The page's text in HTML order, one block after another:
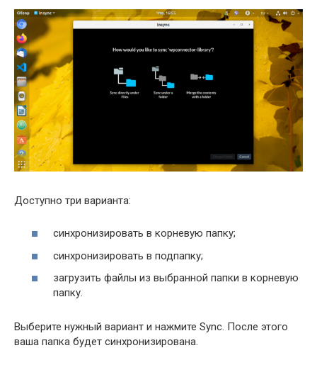
Доступно три варианта:
синхронизировать в корневую папку;
синхронизировать в подпапку;
загрузить файлы из выбранной папки в корневую
папку.
Выберите нужный вариант и нажмите Sync. После этого
ваша папка будет синхронизирована.